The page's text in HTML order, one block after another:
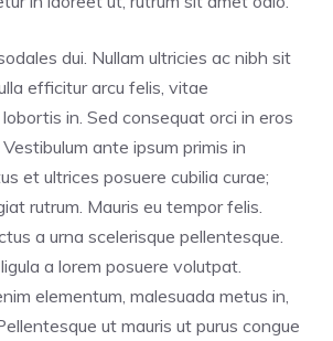
dui. Nullam ultricies ac nibh sit
efficitur arcu felis, vitae
in. Sed consequat orci in eros
ante ipsum primis in
et ultrices posuere cubilia curae;
rutrum. Mauris eu tempor felis.
a urna scelerisque pellentesque.
a lorem posuere volutpat.
elementum, malesuada metus in,
ut mauris ut purus congue